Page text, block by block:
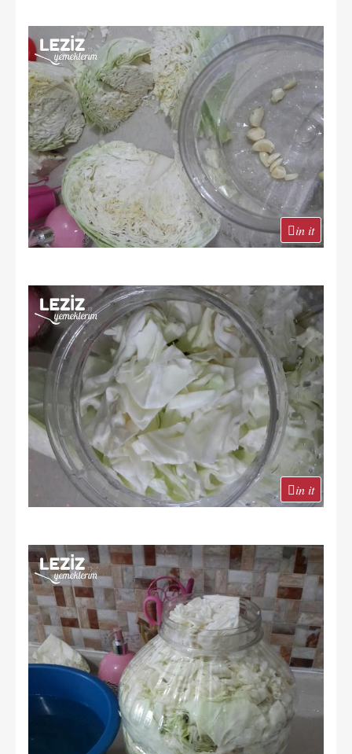
in it
in it